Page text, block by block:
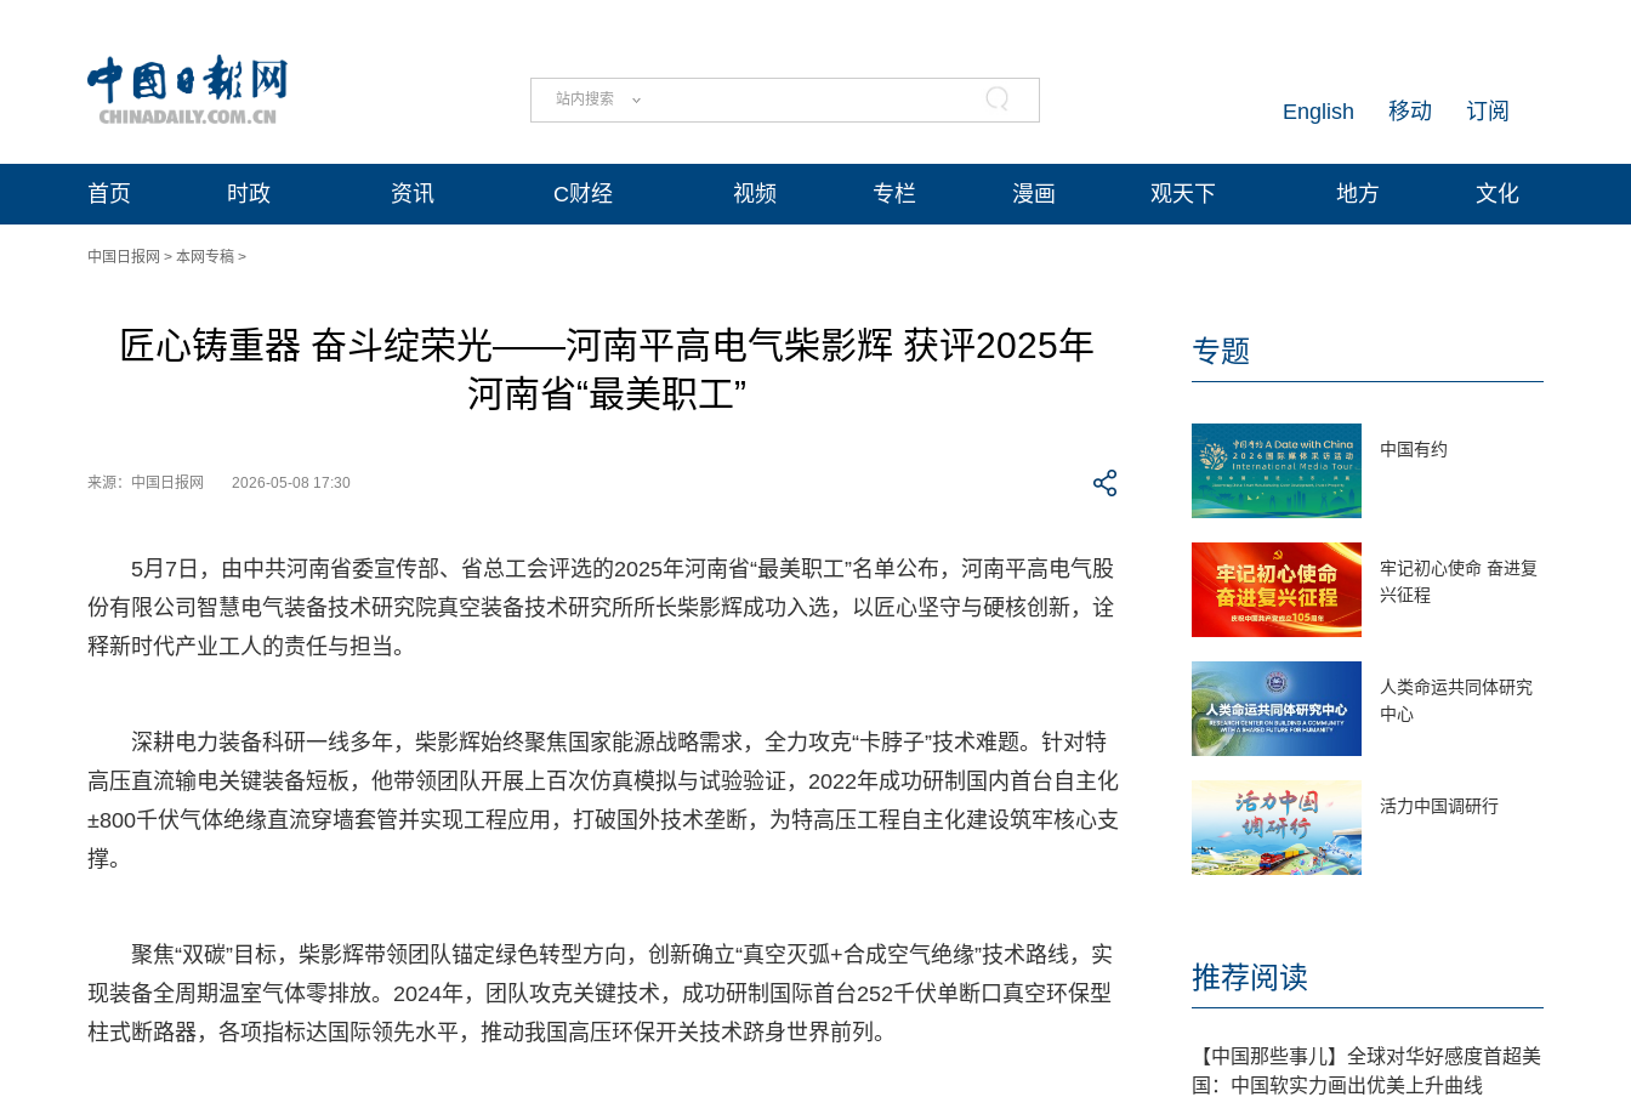
站内搜索 订阅
移动
English
首页 时政 资讯 C财经 视频 专栏 漫画 观天下 地方 文化
中国日报网 > 本网专稿 >
匠心铸重器 奋斗绽荣光——河南平高电气柴影辉 获评2025年
河南省“最美职工”
来源：中国日报网 2026-05-08 17:30
5月7日，由中共河南省委宣传部、省总工会评选的2025年河南省“最美职工”名单公布，河南平高电气股
份有限公司智慧电气装备技术研究院真空装备技术研究所所长柴影辉成功入选，以匠心坚守与硬核创新，诠
释新时代产业工人的责任与担当。
深耕电力装备科研一线多年，柴影辉始终聚焦国家能源战略需求，全力攻克“卡脖子”技术难题。针对特
高压直流输电关键装备短板，他带领团队开展上百次仿真模拟与试验验证，2022年成功研制国内首台自主化
±800千伏气体绝缘直流穿墙套管并实现工程应用，打破国外技术垄断，为特高压工程自主化建设筑牢核心支
撑。
聚焦“双碳”目标，柴影辉带领团队锚定绿色转型方向，创新确立“真空灭弧+合成空气绝缘”技术路线，实
现装备全周期温室气体零排放。2024年，团队攻克关键技术，成功研制国际首台252千伏单断口真空环保型
柱式断路器，各项指标达国际领先水平，推动我国高压环保开关技术跻身世界前列。
专题
中国有约
牢记初心使命 奋进复
兴征程
人类命运共同体研究
中心
活力中国调研行
推荐阅读
【中国那些事儿】全球对华好感度首超美
国：中国软实力画出优美上升曲线